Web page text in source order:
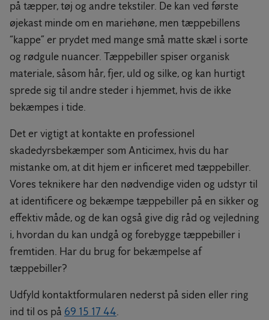
på tæpper, tøj og andre tekstiler. De kan ved første
øjekast minde om en mariehøne, men tæppebillens
“kappe” er prydet med mange små matte skæl i sorte
og rødgule nuancer. Tæppebiller spiser organisk
materiale, såsom hår, fjer, uld og silke, og kan hurtigt
sprede sig til andre steder i hjemmet, hvis de ikke
bekæmpes i tide.
Det er vigtigt at kontakte en professionel
skadedyrsbekæmper som Anticimex, hvis du har
mistanke om, at dit hjem er inficeret med tæppebiller.
Vores teknikere har den nødvendige viden og udstyr til
at identificere og bekæmpe tæppebiller på en sikker og
effektiv måde, og de kan også give dig råd og vejledning
i, hvordan du kan undgå og forebygge tæppebiller i
fremtiden. Har du brug for bekæmpelse af
tæppebiller?
Udfyld kontaktformularen nederst på siden eller ring
ind til os på 69 15 17 44.